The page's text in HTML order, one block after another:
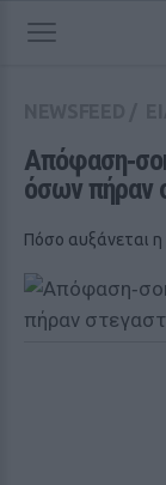
όσων πήραν
Πόσο αυξάνεται η